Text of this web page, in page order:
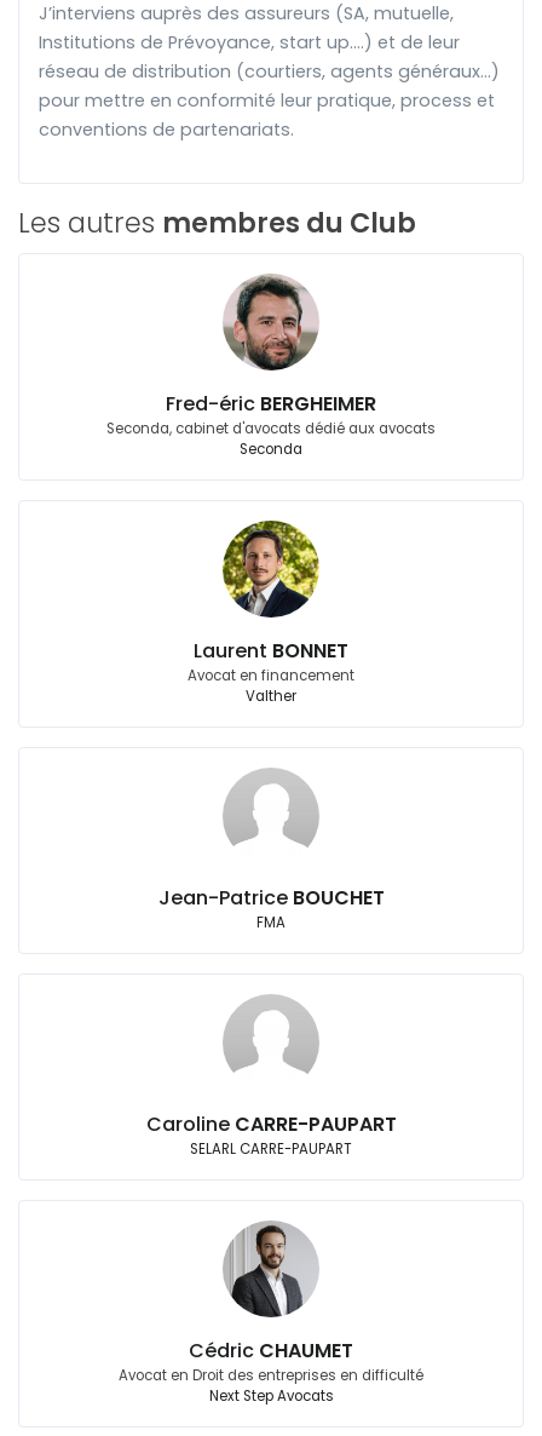
J’interviens auprès des assureurs (SA, mutuelle,
Institutions de Prévoyance, start up….) et de leur
réseau de distribution (courtiers, agents généraux…)
pour mettre en conformité leur pratique, process et
conventions de partenariats.
Les autres membres du Club
Fred-éric BERGHEIMER
Seconda, cabinet d'avocats dédié aux avocats
Seconda
Laurent BONNET
Avocat en financement
Valther
Jean-Patrice BOUCHET
FMA
Caroline CARRE-PAUPART
SELARL CARRE-PAUPART
Cédric CHAUMET
Avocat en Droit des entreprises en difficulté
Next Step Avocats